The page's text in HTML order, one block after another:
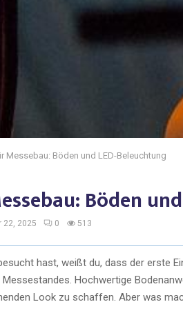
Messebau: Böden und LED-Beleuchtung
Böden
22, 2025 0 513
hast, weißt du, dass der erste
Hochwertige
Look zu schaffen. Aber was